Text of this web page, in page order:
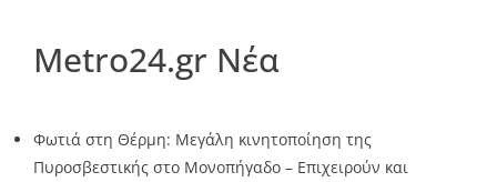
Metro24.gr Νέα
Φωτιά στη Θέρμη: Μεγάλη κινητοποίηση της
Πυροσβεστικής στο Μονοπήγαδο – Επιχειρούν και